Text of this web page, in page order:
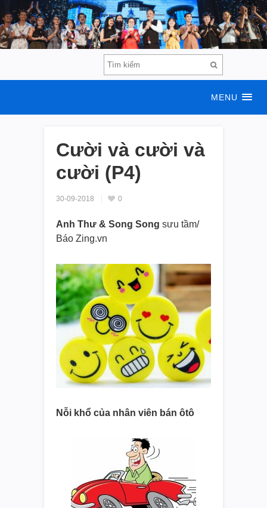
MENU
Cười và cười và
cười (P4)
30-09-2018 0
Anh Thư & Song Song sưu tầm/
Báo Zing.vn
Nỗi khổ của nhân viên bán ôtô